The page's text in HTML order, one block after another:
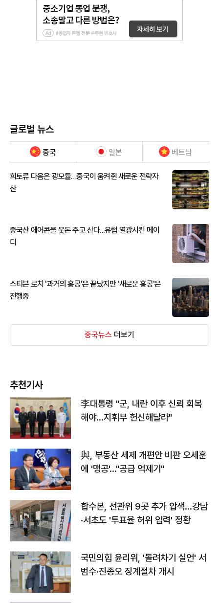
글로벌 뉴스
중국 일본 베트남
희토류 다음은 광모듈…중국이 움켜쥔 새로운 전략자
산
중국산 에어콘을 웃돈 주고 산다...유럽 열광시킨 메이
디
스티븐 로치 '과거의 홍콩'은 끝났지만 '새로운 홍콩'은
진행중
중국뉴스 더보기
추천기사
李대통령 "군, 내란 이후 신뢰 회복
해야…지휘부 헌신해달라"
與, 부동산 세제 개편안 비판 오세훈
에 '맹공'…"공급 억제기"
합수본, 선관위 9곳 추가 압색…강남
·서초도 '투표율 허위 입력' 정황
국민의힘 윤리위, '돌려차기 실언' 서
범수·진종오 징계절차 개시